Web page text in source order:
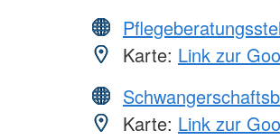
Karte: Link zur
Karte: Link zur